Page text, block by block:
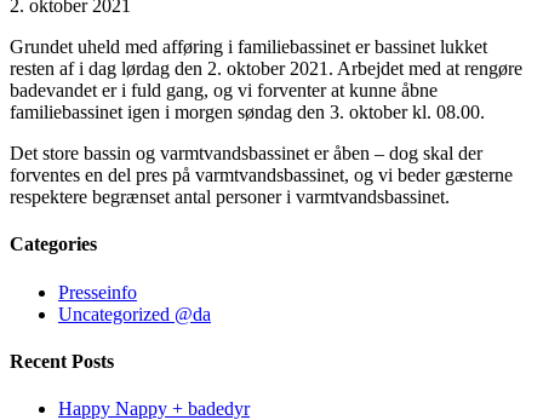
2. oktober 2021
Grundet uheld med afføring i familiebassinet er bassinet lukket
resten af i dag lørdag den 2. oktober 2021. Arbejdet med at rengøre
badevandet er i fuld gang, og vi forventer at kunne åbne
familiebassinet igen i morgen søndag den 3. oktober kl. 08.00.
Det store bassin og varmtvandsbassinet er åben – dog skal der
forventes en del pres på varmtvandsbassinet, og vi beder gæsterne
respektere begrænset antal personer i varmtvandsbassinet.
Categories
Presseinfo
Uncategorized @da
Recent Posts
Happy Nappy + badedyr